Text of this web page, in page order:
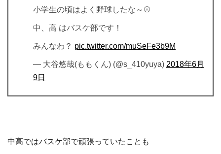
小学生の頃はよく野球したな～⚾️
中、高 はバスケ部です！
みんなわ？ pic.twitter.com/muSeFe3b9M
— 大谷悠哉(ももくん) (@s_410yuya) 2018年6月
9日
中高ではバスケ部で頑張っていたことも